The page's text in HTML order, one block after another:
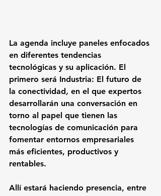
La agenda incluye paneles enfocados
en diferentes tendencias
tecnológicas y su aplicación. El
primero será Industria: El futuro de
la conectividad, en el que expertos
desarrollarán una conversación en
torno al papel que tienen las
tecnologías de comunicación para
fomentar entornos empresariales
más eficientes, productivos y
rentables.
Allí estará haciendo presencia, entre